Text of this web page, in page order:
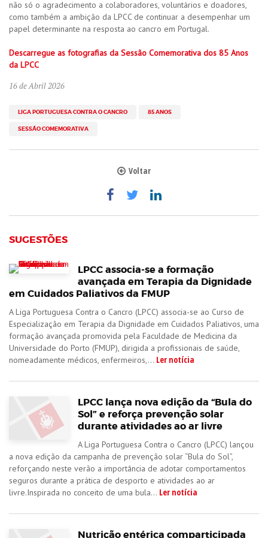
não só o agradecimento a colaboradores, voluntários e doadores,
como também a ambição da LPCC de continuar a desempenhar um
papel determinante na resposta ao cancro em Portugal.
Descarregue as fotografias da Sessão Comemorativa dos 85 Anos
da LPCC
16 de Abril 2026
LIGA PORTUGUESA CONTRA O CANCRO 85 ANOS
SESSÃO COMEMORATIVA
Voltar
SUGESTÕES
LPCC associa-se a formação
avançada em Terapia da Dignidade
em Cuidados Paliativos da FMUP
A Liga Portuguesa Contra o Cancro (LPCC) associa-se ao Curso de
Especialização em Terapia da Dignidade em Cuidados Paliativos, uma
formação avançada promovida pela Faculdade de Medicina da
Universidade do Porto (FMUP), dirigida a profissionais de saúde,
nomeadamente médicos, enfermeiros,... Ler notícia
LPCC lança nova edição da “Bula do
Sol” e reforça prevenção solar
durante atividades ao ar livre
A Liga Portuguesa Contra o Cancro (LPCC) lançou
a nova edição da campanha de prevenção solar “Bula do Sol”,
reforçando neste verão a importância de adotar comportamentos
seguros durante a prática de desporto e atividades ao ar
livre.Inspirada no conceito de uma bula... Ler notícia
Nutrição entérica comparticipada